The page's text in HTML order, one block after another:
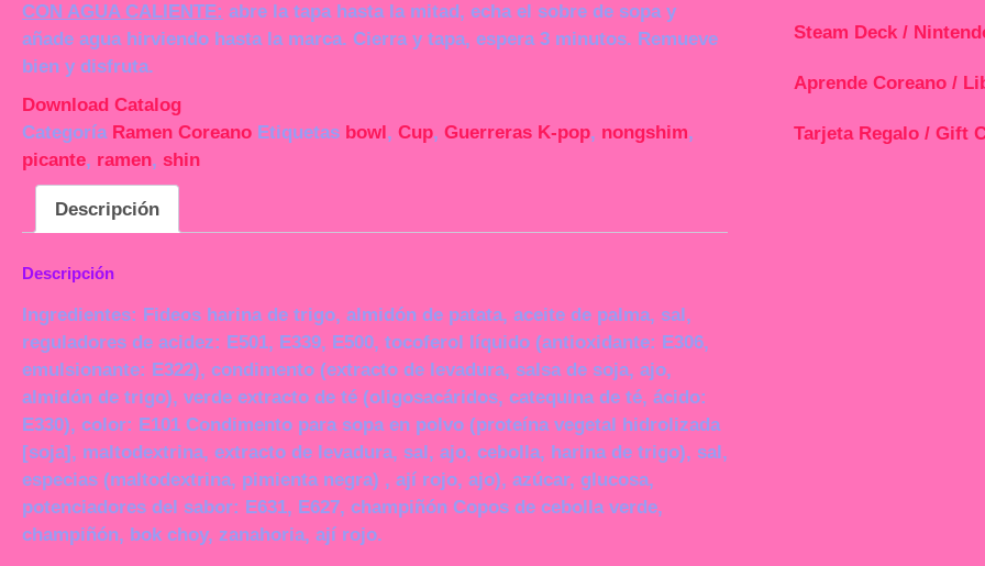
CON AGUA CALIENTE: abre la tapa hasta la mitad, echa el sobre de sopa y
añade agua hirviendo hasta la marca. Cierra y tapa, espera 3 minutos. Remueve
bien y disfruta.
Download Catalog
Categoría Ramen Coreano Etiquetas bowl, Cup, Guerreras K-pop, nongshim,
picante, ramen, shin
Descripción
Descripción
Ingredientes: Fideos harina de trigo, almidón de patata, aceite de palma, sal,
reguladores de acidez: E501, E339, E500, tocoferol líquido (antioxidante: E306,
emulsionante: E322), condimento (extracto de levadura, salsa de soja, ajo,
almidón de trigo), verde extracto de té (oligosacáridos, catequina de té, ácido:
E330), color: E101 Condimento para sopa en polvo (proteína vegetal hidrolizada
[soja], maltodextrina, extracto de levadura, sal, ajo, cebolla, harina de trigo), sal,
especias (maltodextrina, pimienta negra) , ají rojo, ajo), azúcar, glucosa,
potenciadores del sabor: E631, E627, champiñón Copos de cebolla verde,
champiñón, bok choy, zanahoria, ají rojo.
Steam Deck /
Aprende Coreano /
Tarjeta Regalo / Gift